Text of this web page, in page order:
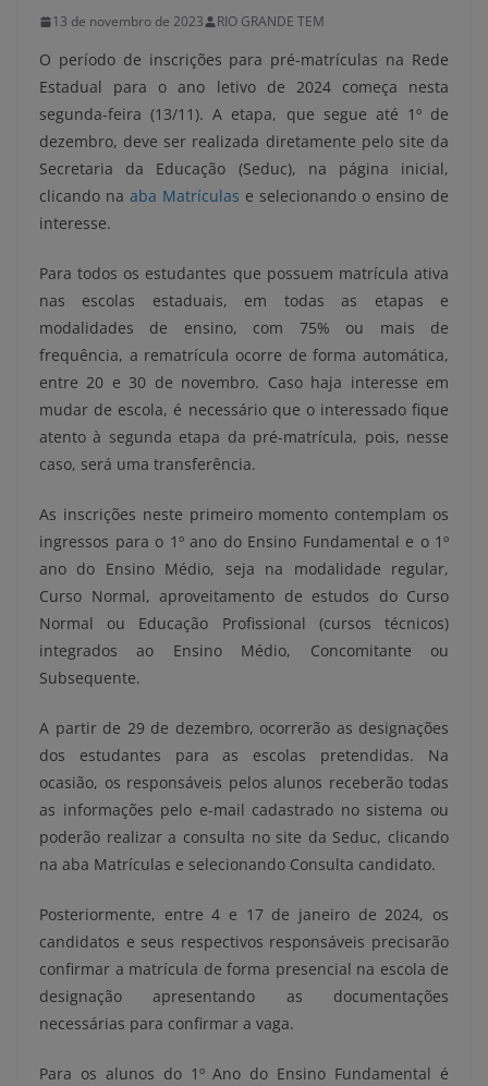
13 de novembro de 2023 RIO GRANDE TEM
O período de inscrições para pré-matrículas na Rede
Estadual para o ano letivo de 2024 começa nesta
segunda-feira (13/11). A etapa, que segue até 1º de
dezembro, deve ser realizada diretamente pelo site da
Secretaria da Educação (Seduc), na página inicial,
clicando na aba Matrículas e selecionando o ensino de
interesse.
Para todos os estudantes que possuem matrícula ativa
nas escolas estaduais, em todas as etapas e
modalidades de ensino, com 75% ou mais de
frequência, a rematrícula ocorre de forma automática,
entre 20 e 30 de novembro. Caso haja interesse em
mudar de escola, é necessário que o interessado fique
atento à segunda etapa da pré-matrícula, pois, nesse
caso, será uma transferência.
As inscrições neste primeiro momento contemplam os
ingressos para o 1º ano do Ensino Fundamental e o 1º
ano do Ensino Médio, seja na modalidade regular,
Curso Normal, aproveitamento de estudos do Curso
Normal ou Educação Profissional (cursos técnicos)
integrados ao Ensino Médio, Concomitante ou
Subsequente.
A partir de 29 de dezembro, ocorrerão as designações
dos estudantes para as escolas pretendidas. Na
ocasião, os responsáveis pelos alunos receberão todas
as informações pelo e-mail cadastrado no sistema ou
poderão realizar a consulta no site da Seduc, clicando
na aba Matrículas e selecionando Consulta candidato.
Posteriormente, entre 4 e 17 de janeiro de 2024, os
candidatos e seus respectivos responsáveis precisarão
confirmar a matrícula de forma presencial na escola de
designação apresentando as documentações
necessárias para confirmar a vaga.
Para os alunos do 1º Ano do Ensino Fundamental é